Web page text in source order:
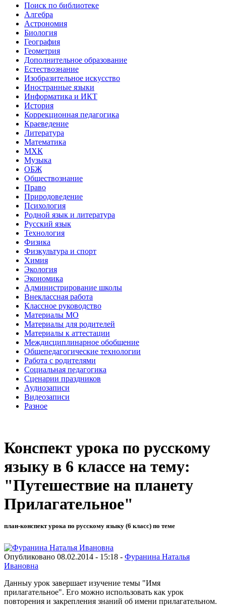
Поиск по библиотеке
Алгебра
Астрономия
Биология
География
Геометрия
Дополнительное образование
Естествознание
Изобразительное искусство
Иностранные языки
Информатика и ИКТ
История
Коррекционная педагогика
Краеведение
Литература
Математика
МХК
Музыка
ОБЖ
Обществознание
Право
Природоведение
Психология
Родной язык и литература
Русский язык
Технология
Физика
Физкультура и спорт
Химия
Экология
Экономика
Администрирование школы
Внеклассная работа
Классное руководство
Материалы МО
Материалы для родителей
Материалы к аттестации
Междисциплинарное обобщение
Общепедагогические технологии
Работа с родителями
Социальная педагогика
Сценарии праздников
Аудиозаписи
Видеозаписи
Разное
Конспект урока по русскому
языку в 6 классе на тему:
"Путешествие на планету
Прилагательное"
план-конспект урока по русскому языку (6 класс) по теме
Опубликовано 08.02.2014 - 15:18 - Фуранина Наталья
Ивановна
Данныу урок завершает изучение темы "Имя
прилагательное". Его можно использовать как урок
повторения и закрепления знаний об имени прилагательном.